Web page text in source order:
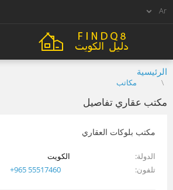
الرئيسية
مكاتب
مكتب عقاري تفاصيل
مكتب بلوكات العقاري
الدولة
الكويت
تلفون
+965 55517460